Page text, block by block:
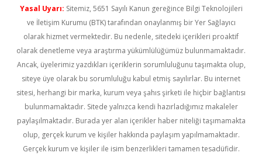
Yasal Uyarı: Sitemiz, 5651 Sayılı Kanun gereğince Bilgi Teknolojileri
ve İletişim Kurumu (BTK) tarafından onaylanmış bir Yer Sağlayıcı
olarak hizmet vermektedir. Bu nedenle, sitedeki içerikleri proaktif
olarak denetleme veya araştırma yükümlülüğümüz bulunmamaktadır.
Ancak, üyelerimiz yazdıkları içeriklerin sorumluluğunu taşımakta olup,
siteye üye olarak bu sorumluluğu kabul etmiş sayılırlar. Bu internet
sitesi, herhangi bir marka, kurum veya şahıs şirketi ile hiçbir bağlantısı
bulunmamaktadır. Sitede yalnızca kendi hazırladığımız makaleler
paylaşılmaktadır. Burada yer alan içerikler haber niteliği taşımamakta
olup, gerçek kurum ve kişiler hakkında paylaşım yapılmamaktadır.
Gerçek kurum ve kişiler ile isim benzerlikleri tamamen tesadüfidir.